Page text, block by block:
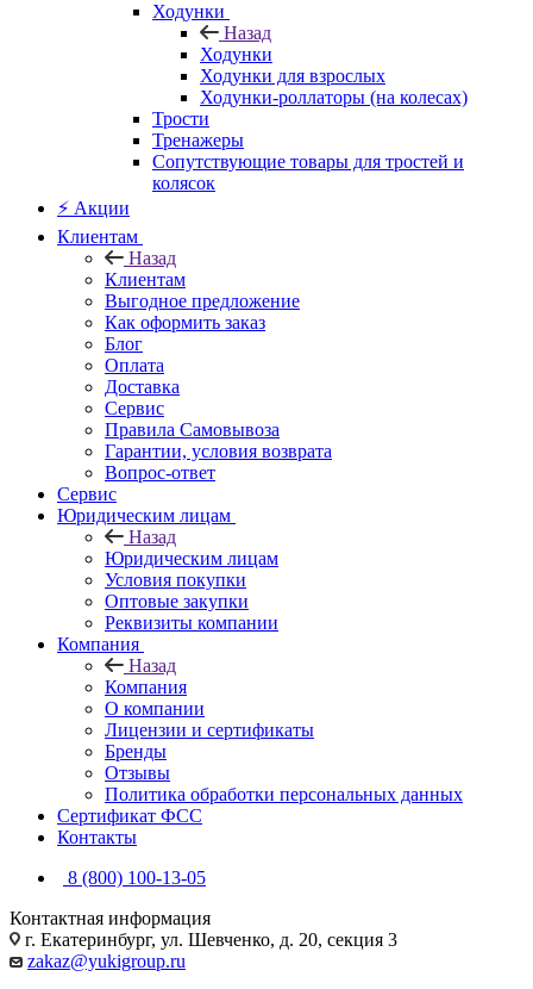
Ходунки
Назад
Ходунки
Ходунки для взрослых
Ходунки-роллаторы (на колесах)
Трости
Тренажеры
Сопутствующие товары для тростей и
колясок
⚡ Акции
Клиентам
Назад
Клиентам
Выгодное предложение
Как оформить заказ
Блог
Оплата
Доставка
Сервис
Правила Самовывоза
Гарантии, условия возврата
Вопрос-ответ
Сервис
Юридическим лицам
Назад
Юридическим лицам
Условия покупки
Оптовые закупки
Реквизиты компании
Компания
Назад
Компания
О компании
Лицензии и сертификаты
Бренды
Отзывы
Политика обработки персональных данных
Сертификат ФСС
Контакты
8 (800) 100-13-05
Контактная информация
г. Екатеринбург, ул. Шевченко, д. 20, секция 3
zakaz@yukigroup.ru